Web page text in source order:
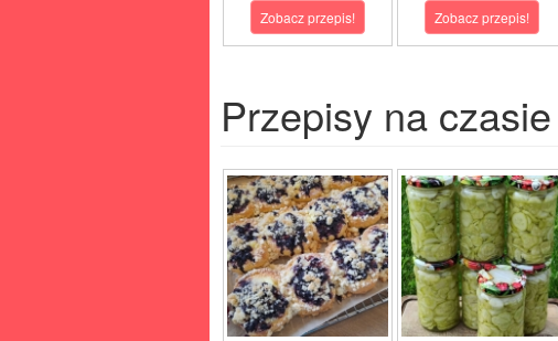
Zobacz przepis! Zobacz przepis!
Przepisy na czasie